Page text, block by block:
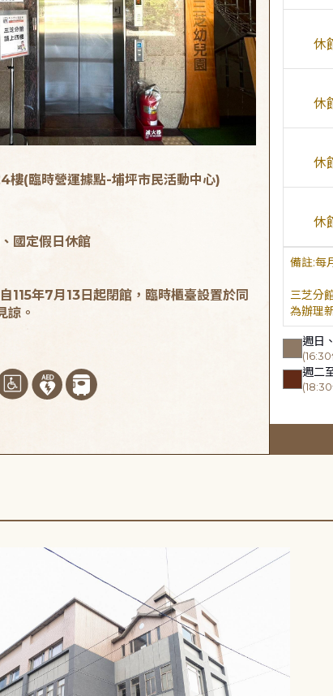
休
休
休
休
每
三芝分
為辦理
週日
週二
樓(臨時營運據點-埔坪市民活動中心)
國定假日休館
115年7月13日起閉館，臨時櫃臺設置於同
諒。